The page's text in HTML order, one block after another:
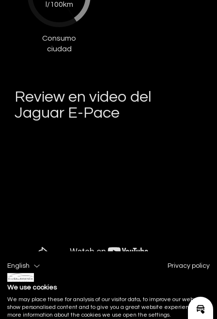
l/100km
Consumo
ciudad
Review en video del
Jaguar E-Pace
Equipamiento
serie incluido
English Privacy policy
We use cookies
We may place these for analysis of our visitor data, to improve our website,
show personalised content and to give you a great website experience. For
more information about the cookies we use open the settings.